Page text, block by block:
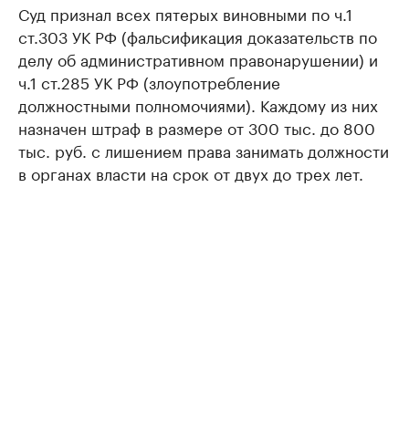
Суд признал всех пятерых виновными по ч.1
ст.303 УК РФ (фальсификация доказательств по
делу об административном правонарушении) и
ч.1 ст.285 УК РФ (злоупотребление
должностными полномочиями). Каждому из них
назначен штраф в размере от 300 тыс. до 800
тыс. руб. с лишением права занимать должности
в органах власти на срок от двух до трех лет.